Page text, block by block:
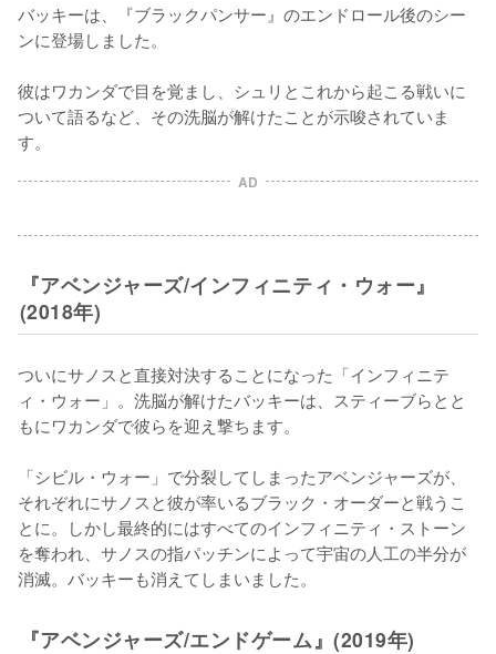
バッキーは、『ブラックパンサー』のエンドロール後のシー
ンに登場しました。
彼はワカンダで目を覚まし、シュリとこれから起こる戦いに
ついて語るなど、その洗脳が解けたことが示唆されていま
す。
AD
『アベンジャーズ/インフィニティ・ウォー』
(2018年)
ついにサノスと直接対決することになった「インフィニテ
ィ・ウォー」。洗脳が解けたバッキーは、スティーブらとと
もにワカンダで彼らを迎え撃ちます。
「シビル・ウォー」で分裂してしまったアベンジャーズが、
それぞれにサノスと彼が率いるブラック・オーダーと戦うこ
とに。しかし最終的にはすべてのインフィニティ・ストーン
を奪われ、サノスの指パッチンによって宇宙の人工の半分が
消滅。バッキーも消えてしまいました。
『アベンジャーズ/エンドゲーム』(2019年)